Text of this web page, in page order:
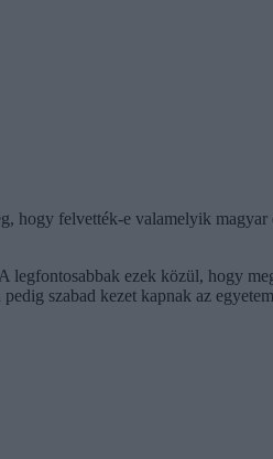
hogy felvették-e valamelyik magyar
legfontosabbak ezek közül, hogy
szabad kezet kapnak az